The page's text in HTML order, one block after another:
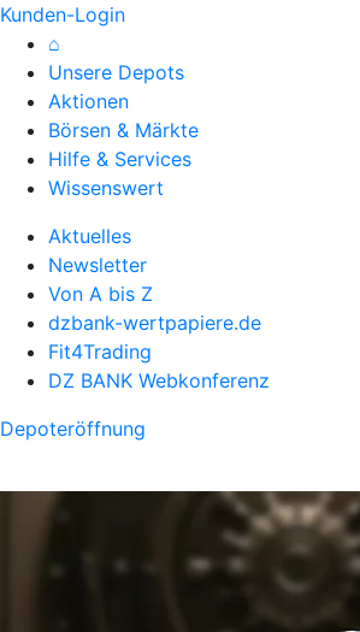
Kunden-Login
⌂
Unsere Depots
Aktionen
Börsen & Märkte
Hilfe & Services
Wissenswert
Aktuelles
Newsletter
Von A bis Z
dzbank-wertpapiere.de
Fit4Trading
DZ BANK Webkonferenz
Depoteröffnung